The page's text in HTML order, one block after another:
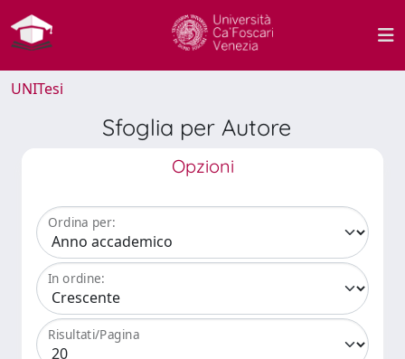
UNITesi
Sfoglia per Autore
Opzioni
Ordina per:
In ordine:
Risultati/Pagina